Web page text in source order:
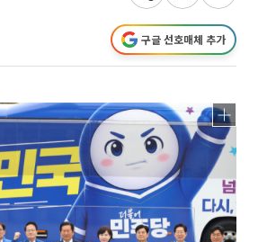
구글 선호매체 추가